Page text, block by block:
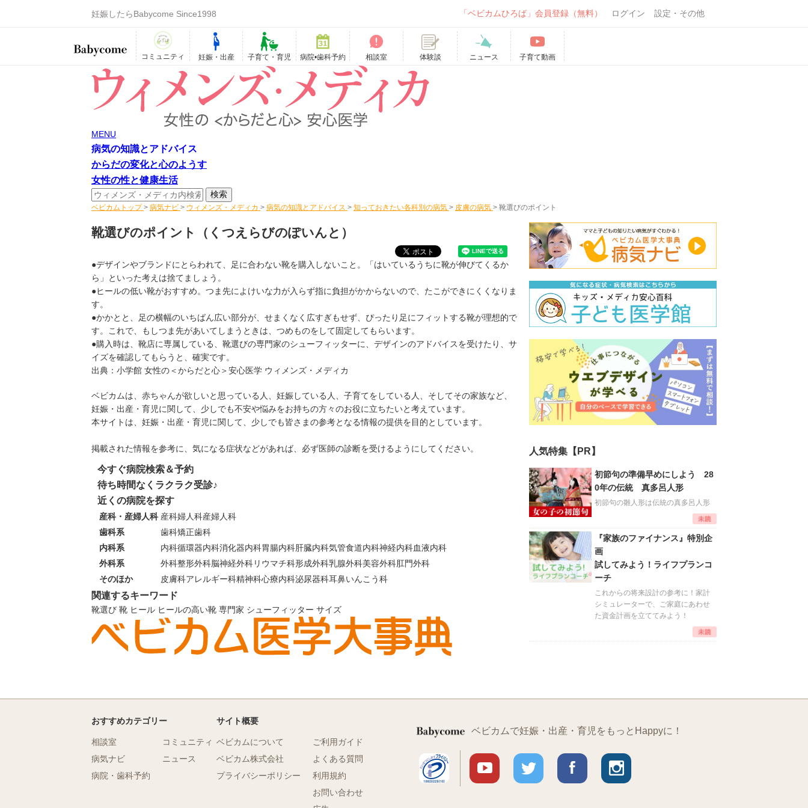
妊娠したらBabycome Since1998 「ベビカムひろば」会員登録（無料） ログイン 設定・その他
コミュニティ 妊娠・出産 子育て・育児 病院•歯科予約 相談室 体験談 ニュース 子育て動画
MENU
病気の知識とアドバイス
からだの変化と心のようす
女性の性と健康生活
ベビカムトップ > 病気ナビ > ウィメンズ・メディカ > 病気の知識とアドバイス > 知っておきたい各科別の病気 > 皮膚の病気 > 靴選びのポイント
靴選びのポイント （くつえらびのぽいんと）
●デザインやブランドにとらわれて、足に合わない靴を購入しないこと。「はいているうちに靴が伸びてくるか
ら」といった考えは捨てましょう。
●ヒールの低い靴がおすすめ。つま先によけいな力が入らず指に負担がかからないので、 たこができにくくなりま
す。
●かかとと、足の横幅のいちばん広い部分が、せまくなく広すぎもせず、ぴったり足にフィットする靴が理想的で
す。これで、もしつま先があいてしまうときは、つめものをして固定してもらいます。
●購入時は、靴店に専属している、靴選びの専門家のシューフィッターに、デザインのアドバイスを受けたり、サ
イズを確認してもらうと、確実です。
出典： 小学館 女性の＜からだと心＞安心医学 ウィメンズ・メディカ
ベビカムは、赤ちゃんが欲しいと思っている人、妊娠している人、子育てをしている人、そしてその家族など、
妊娠・出産・育児に関して、少しでも不安や悩みをお持ちの方々のお役に立ちたいと考えています。
本サイトは、妊娠・出産・育児に関して、少しでも皆さまの参考となる情報の提供を目的としています。
掲載された情報を参考に、気になる症状などがあれば、必ず医師の診断を受けるようにしてください。
今すぐ病院検索＆予約
待ち時間なくラクラク受診♪
近くの病院を探す
産科・産婦人科 産科婦人科産婦人科
歯科系
歯科矯正歯科
内科系
内科循環器内科消化器内科胃腸内科肝臓内科気管食道内科神経内科血液内科
外科系
外科整形外科脳神経外科リウマチ科形成外科乳腺外科美容外科肛門外科
そのほか
皮膚科アレルギー科精神科心療内科泌尿器科耳鼻いんこう科
関連するキーワード
靴選び 靴 ヒール ヒールの高い靴 専門家 シューフィッター サイズ
人気特集【PR】
初節句の準備早めにしよう 28
0年の伝統 真多呂人形
初節句の雛人形は伝統の真多呂人形
『家族のファイナンス』特別企
画
試してみよう！ライフプランコ
ーチ
これからの将来設計の参考に！家計
シミュレーターで、ご家庭にあわせ
た資金計画を立ててみよう！
ベビカムで妊娠・出産・育児をもっとHappyに！
おすすめカテゴリー
相談室
病気ナビ
病院・歯科予約
コミュニティ
ニュース
サイト概要
ベビカムについて
ベビカム株式会社
プライバシーポリシー
ご利用ガイド
よくある質問
利用規約
お問い合わせ